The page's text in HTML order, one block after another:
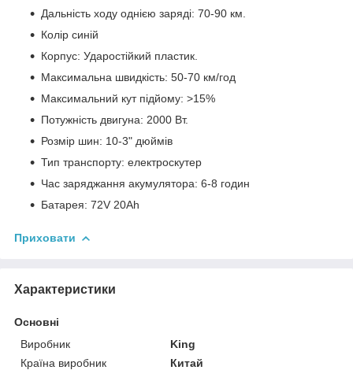
Дальність ходу однією заряді: 70-90 км.
Колір синій
Корпус: Ударостійкий пластик.
Максимальна швидкість: 50-70 км/год
Максимальний кут підйому: >15%
Потужність двигуна: 2000 Вт.
Розмір шин: 10-3" дюймів
Тип транспорту: електроскутер
Час заряджання акумулятора: 6-8 годин
Батарея: 72V 20Ah
Приховати
Характеристики
Основні
Виробник
King
Країна виробник
Китай